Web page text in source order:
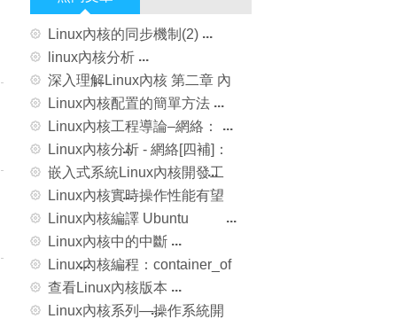
Linux內核的同步機制(2)
linux內核分析
深入理解Linux內核 第二章 內
存尋址
Linux內核配置的簡單方法
Linux內核工程導論–網絡：
TCP:netlink與tcp_diag編程
Linux內核分析 - 網絡[四補]：
路由表補充
嵌入式系統Linux內核開發工
程師必須掌握的三十道題
Linux內核實時操作性能有望
將大幅提高
Linux內核編譯 Ubuntu
14.04.3 server 升級至3.19.8
Linux內核中的中斷
Linux內核編程：container_of
解析
查看Linux內核版本
Linux內核系列—操作系統開